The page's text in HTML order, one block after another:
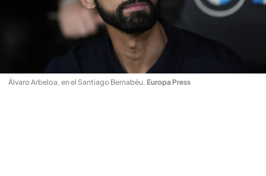
Álvaro Arbeloa, en el Santiago Bernabéu. Europa Press